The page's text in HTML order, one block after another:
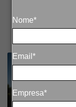
Nome*
Email*
Empresa*